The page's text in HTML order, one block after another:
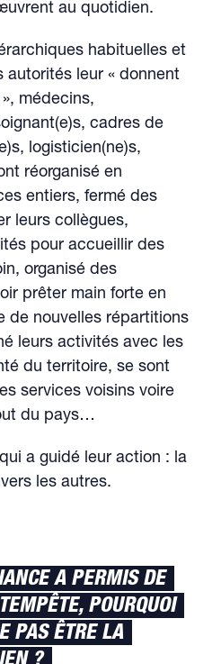
au quotidien.
habituelles et
autorités leur « donnent
médecins,
cadres de
logisticien(ne)s,
réorganisé en
entiers, fermé des
leurs collègues,
pour accueillir des
organisé des
prêter main forte en
de nouvelles répartitions
leurs activités avec les
du territoire, se sont
services voisins voire
du pays…
a guidé leur action : la
les autres.
A PERMIS DE
POURQUOI
PAS ÊTRE LA